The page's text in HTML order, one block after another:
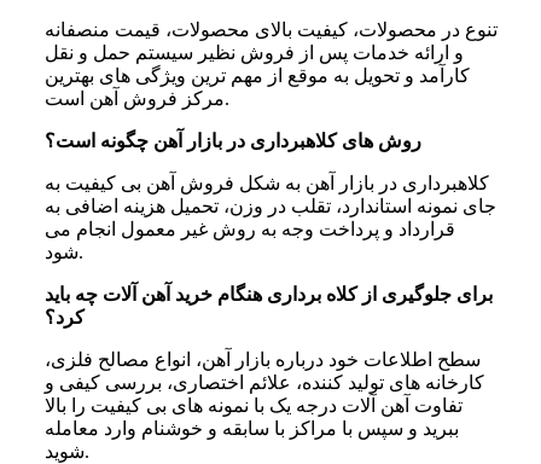
تنوع در محصولات، کیفیت بالای محصولات، قیمت منصفانه
و ارائه خدمات پس از فروش نظیر سیستم حمل و نقل
کارآمد و تحویل به موقع از مهم ترین ویژگی های بهترین
مرکز فروش آهن است.
روش های کلاهبرداری در بازار آهن چگونه است؟
کلاهبرداری در بازار آهن به شکل فروش آهن بی کیفیت به
جای نمونه استاندارد، تقلب در وزن، تحمیل هزینه اضافی به
قرارداد و پرداخت وجه به روش غیر معمول انجام می
شود.
برای جلوگیری از کلاه برداری هنگام خرید آهن آلات چه باید
کرد؟
سطح اطلاعات خود درباره بازار آهن، انواع مصالح فلزی،
کارخانه های تولید کننده، علائم اختصاری، بررسی کیفی و
تفاوت آهن آلات درجه یک با نمونه های بی کیفیت را بالا
ببرید و سپس با مراکز با سابقه و خوشنام وارد معامله
شوید.